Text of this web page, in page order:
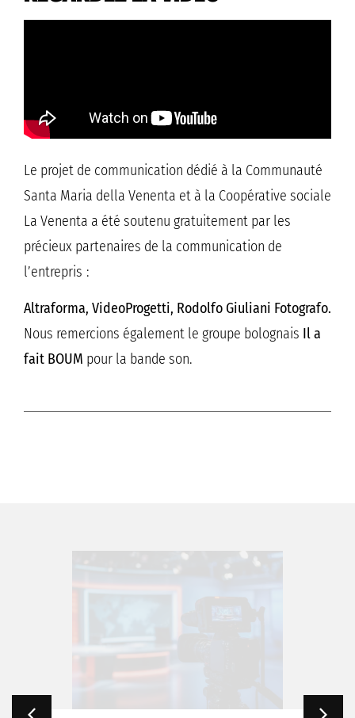
Le projet de communication dédié à la Communauté
Santa Maria della Venenta et à la Coopérative sociale
La Venenta a été soutenu gratuitement par les
précieux partenaires de la communication de
l’entrepris :
Altraforma, VideoProgetti, Rodolfo Giuliani Fotografo.
Nous remercions également le groupe bolognais Il a
fait BOUM pour la bande son.